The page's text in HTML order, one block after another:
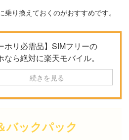
乗り換えておくのがおすすめです。
ホリ必需品】SIMフリーの
なら絶対に楽天モバイル。
続きを見る
バックパック